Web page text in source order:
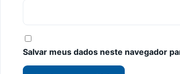
Salvar meus dados neste navegador